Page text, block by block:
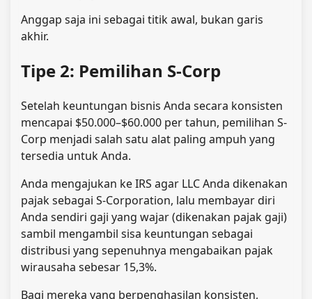
Anggap saja ini sebagai titik awal, bukan garis
akhir.
Tipe 2: Pemilihan S-Corp
Setelah keuntungan bisnis Anda secara konsisten
mencapai $50.000–$60.000 per tahun, pemilihan S-
Corp menjadi salah satu alat paling ampuh yang
tersedia untuk Anda.
Anda mengajukan ke IRS agar LLC Anda dikenakan
pajak sebagai S-Corporation, lalu membayar diri
Anda sendiri gaji yang wajar (dikenakan pajak gaji)
sambil mengambil sisa keuntungan sebagai
distribusi yang sepenuhnya mengabaikan pajak
wirausaha sebesar 15,3%.
Bagi mereka yang berpenghasilan konsisten,